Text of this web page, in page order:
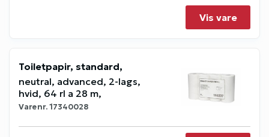
Vis vare
Toiletpapir, standard,
neutral, advanced, 2-lags,
hvid, 64 rl a 28 m,
Varenr.17340028